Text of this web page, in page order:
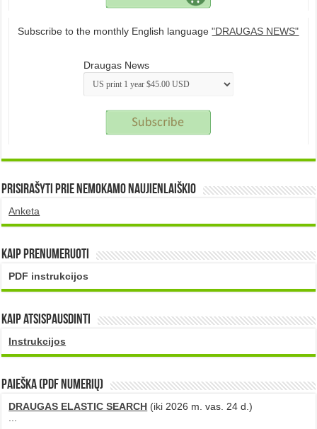
Subscribe to the monthly English language"DRAUGAS NEWS"
Draugas News
Prisirašyti prie nemokamo naujienlaiškio
Anketa
Kaip prenumeruoti
PDF instrukcijos
Kaip atsispausdinti
Instrukcijos
PAIEŠKA (PDF numerių)
DRAUGAS ELASTIC SEARCH (iki 2026 m. vas. 24 d.)
...